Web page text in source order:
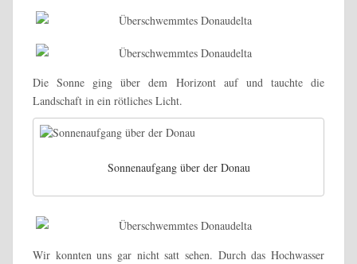
Die Sonne ging über dem Horizont auf und tauchte die
Landschaft in ein rötliches Licht.
Sonnenaufgang über der Donau
Wir konnten uns gar nicht satt sehen. Durch das Hochwasser